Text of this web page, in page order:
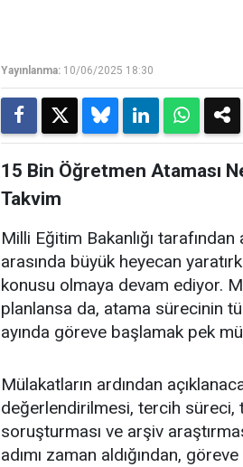
Yayınlanma: 10/06/2025 18:30
15 Bin Öğretmen Ataması
Takvim
Milli Eğitim Bakanlığı
arasında büyük heyecan
konusu olmaya devam ediyor.
planlansa da, atama sürecinin
ayında göreve başlamak pek
Mülakatların ardından
değerlendirilmesi, tercih süreci,
soruşturması ve arşiv
adımı zaman aldığından,